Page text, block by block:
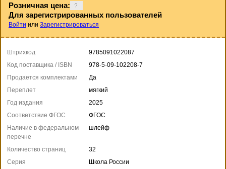
Розничная цена:
Для зарегистрированных пользователей
Войти или Зарегистрироваться
Штрихкод
9785091022087
Код поставщика / ISBN
978-5-09-102208-7
Продается комплектами
Да
Переплет
мягкий
Год издания
2025
Соответствие ФГОС
ФГОС
Наличие в федеральном
перечне
шлейф
Количество страниц
32
Серия
Школа России